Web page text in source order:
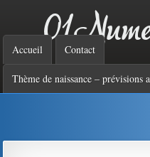
01
analyse
nombres
Menu principal
Accueil Contact
Thème de naissance – prévisions